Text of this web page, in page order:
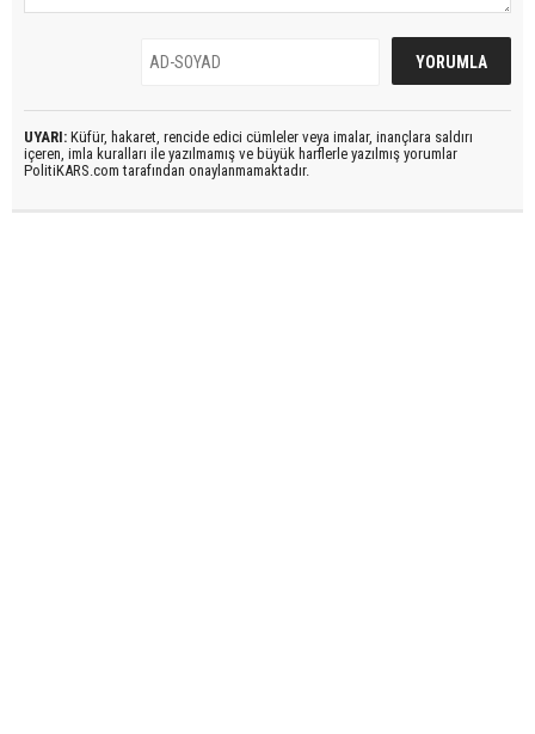
UYARI: Küfür, hakaret, rencide edici cümleler veya imalar, inançlara saldırı
içeren, imla kuralları ile yazılmamış ve büyük harflerle yazılmış yorumlar
PolitiKARS.com tarafından onaylanmamaktadır.